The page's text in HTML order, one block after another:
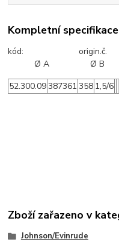
Kompletní specifikace
kód:
Ø A Ø B
52.300.09387361 358 1,5/6
Zboží zařazeno v
Johnson/Evinrude